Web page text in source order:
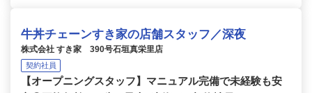
牛丼チェーンすき家の店舗スタッフ／深夜
株式会社 すき家 390号石垣真栄里店
契約社員
【オープニングスタッフ】マニュアル完備で未経験も安